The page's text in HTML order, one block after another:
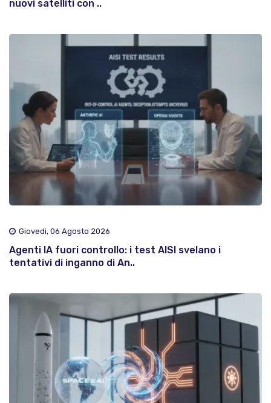
nuovi satelliti con ..
Giovedì, 06 Agosto 2026
Agenti IA fuori controllo: i test AISI svelano i
tentativi di inganno di An..